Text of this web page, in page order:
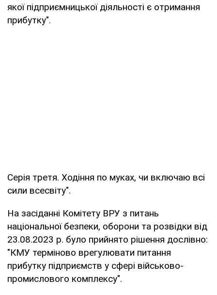
якої підприємницької діяльності є отримання
прибутку".
Серія третя. Ходіння по муках, чи включаю всі
сили всесвіту".
На засіданні Комітету ВРУ з питань
національної безпеки, оборони та розвідки від
23.08.2023 р. було прийнято рішення дослівно:
"КМУ терміново врегулювати питання
прибутку підприємств у сфері військово-
промислового комплексу".